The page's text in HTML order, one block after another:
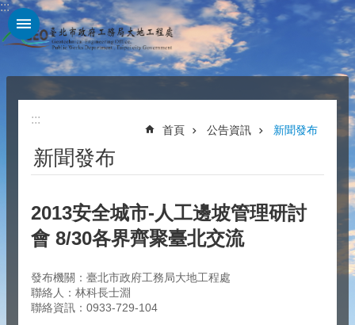
跳到主要內容區塊
:::
:::
首頁 公告資訊 新聞發布
新聞發布
2013安全城市-人工邊坡管理研討
會 8/30各界齊聚臺北交流
發布機關：臺北市政府工務局大地工程處
聯絡人：林科長士淵
聯絡資訊：0933-729-104